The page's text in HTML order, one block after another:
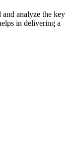
and analyze the key
in delivering a